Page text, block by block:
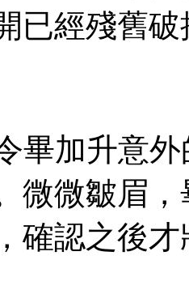
已經殘舊
畢加升意外
微微皺眉
確認之後